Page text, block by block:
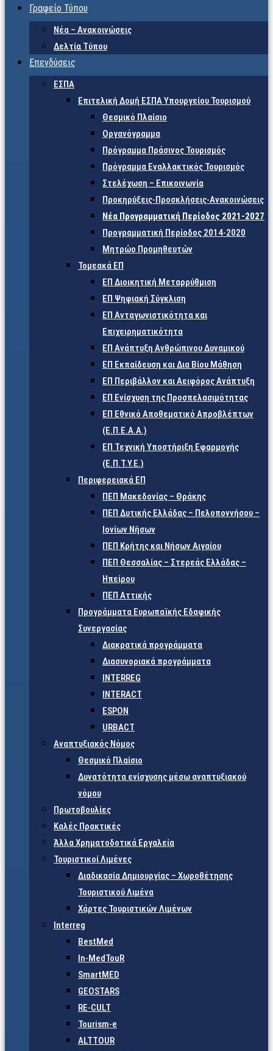
Γραφείο Τύπου
Νέα – Ανακοινώσεις
Δελτία Τύπου
Επενδύσεις
ΕΣΠΑ
Επιτελική Δομή ΕΣΠΑ Υπουργείου Τουρισμού
Θεσμικό Πλαίσιο
Οργανόγραμμα
Πρόγραμμα Πράσινος Τουρισμός
Πρόγραμμα Εναλλακτικός Τουρισμός
Στελέχωση – Επικοινωνία
Προκηρύξεις-Προσκλήσεις-Ανακοινώσεις
Νέα Προγραμματική Περίοδος 2021-2027
Προγραμματική Περίοδος 2014-2020
Μητρώο Προμηθευτών
Τομεακά ΕΠ
ΕΠ Διοικητική Μεταρρύθμιση
ΕΠ Ψηφιακή Σύγκλιση
ΕΠ Ανταγωνιστικότητα και
Επιχειρηματικότητα
ΕΠ Ανάπτυξη Ανθρώπινου Δυναμικού
ΕΠ Εκπαίδευση και Δια Βίου Μάθηση
ΕΠ Περιβάλλον και Αειφόρος Ανάπτυξη
ΕΠ Ενίσχυση της Προσπελασιμότητας
ΕΠ Εθνικό Αποθεματικό Απροβλέπτων
(Ε.Π.Ε.Α.Α.)
ΕΠ Τεχνική Υποστήριξη Εφαρμογής
(Ε.Π.Τ.Υ.Ε.)
Περιφερειακά ΕΠ
ΠΕΠ Μακεδονίας – Θράκης
ΠΕΠ Δυτικής Ελλάδας – Πελοποννήσου –
Ιονίων Νήσων
ΠΕΠ Κρήτης και Νήσων Αιγαίου
ΠΕΠ Θεσσαλίας – Στερεάς Ελλάδας –
Ηπείρου
ΠΕΠ Αττικής
Προγράμματα Ευρωπαϊκής Εδαφικής
Συνεργασίας
Διακρατικά προγράμματα
Διασυνοριακά προγράμματα
INTERREG
INTERACT
ESPON
URBACT
Αναπτυξιακός Νόμος
Θεσμικό Πλαίσιο
Δυνατότητα ενίσχυσης μέσω αναπτυξιακού
νόμου
Πρωτοβουλίες
Καλές Πρακτικές
Άλλα Χρηματοδοτικά Εργαλεία
Τουριστικοί Λιμένες
Διαδικασία Δημιουργίας – Χωροθέτησης
Τουριστικού Λιμένα
Χάρτες Τουριστικών Λιμένων
Interreg
BestMed
In-MedTouR
SmartMED
GEOSTARS
RE-CULT
Tourism-e
ALTTOUR